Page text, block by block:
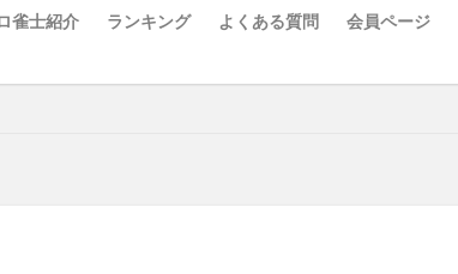
雀士紹介 ランキング よくある質問
会員ページ